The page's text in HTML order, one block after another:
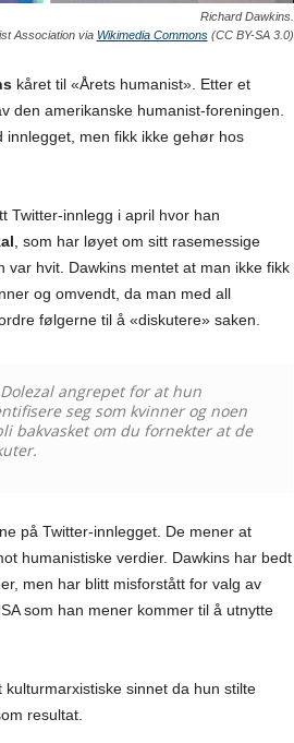
Richard Dawkins.
Association via Wikimedia Commons(CC BY-SA 3.0)
kåret til «Årets humanist». Etter et
den amerikanske humanist-foreningen.
men fikk ikke gehør hos
Twitter-innlegg i april hvor han
, som har løyet om sitt rasemessige
hvit. Dawkins mentet at man ikke fikk
og omvendt, da man med all
følgerne til å «diskutere» saken.
angrepet for at hun
seg som kvinner og noen
bakvasket om du fornekter at de
på Twitter-innlegget. De mener at
humanistiske verdier. Dawkins har bedt
men har blitt misforstått for valg av
som han mener kommer til å utnytte
kulturmarxistiske sinnet da hun stilte
resultat.